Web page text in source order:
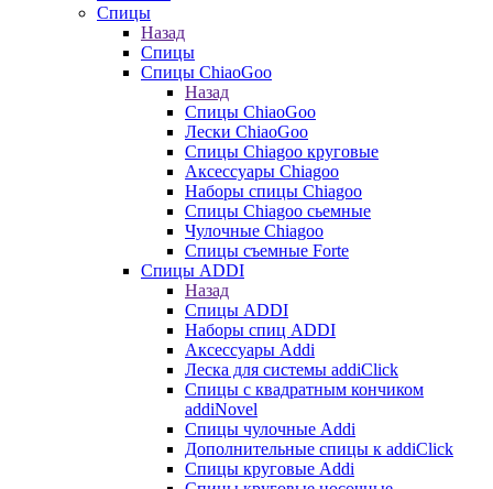
Спицы
Назад
Спицы
Спицы ChiaoGoo
Назад
Спицы ChiaoGoo
Лески ChiaoGoo
Cпицы Сhiagoo круговые
Аксессуары Chiagoo
Наборы спицы Chiagoo
Спицы Chiagoo сьемные
Чулочные Chiagoo
Спицы съемные Forte
Спицы ADDI
Назад
Спицы ADDI
Наборы спиц ADDI
Аксессуары Addi
Леска для системы addiClick
Спицы с квадратным кончиком
addiNovel
Спицы чулочные Addi
Дополнительные спицы к addiClick
Спицы круговые Addi